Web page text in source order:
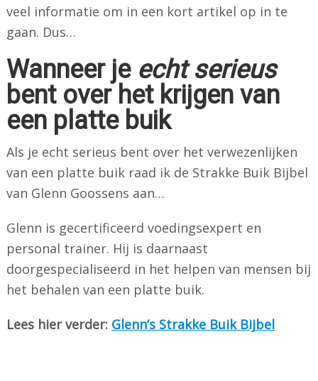
veel informatie om in een kort artikel op in te
gaan. Dus…
Wanneer je echt serieus
bent over het krijgen van
een platte buik
Als je echt serieus bent over het verwezenlijken
van een platte buik raad ik de Strakke Buik Bijbel
van Glenn Goossens aan…
Glenn is gecertificeerd voedingsexpert en
personal trainer. Hij is daarnaast
doorgespecialiseerd in het helpen van mensen bij
het behalen van een platte buik.
Lees hier verder: Glenn’s Strakke Buik Bijbel